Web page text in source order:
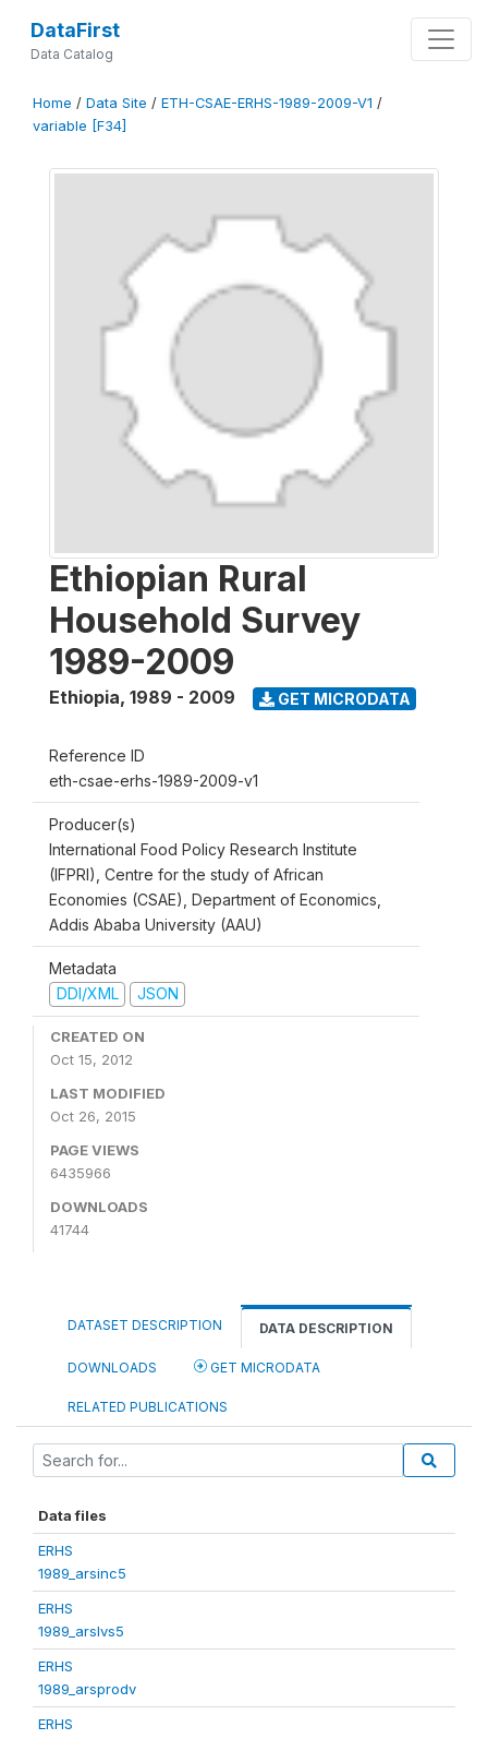
DataFirst
Data Catalog
Home / Data Site / ETH-CSAE-ERHS-1989-2009-V1 /
variable [F34]
Ethiopian Rural
Household Survey
1989-2009
Ethiopia, 1989 - 2009 GET MICRODATA
Reference ID
eth-csae-erhs-1989-2009-v1
Producer(s)
International Food Policy Research Institute
(IFPRI), Centre for the study of African
Economies (CSAE), Department of Economics,
Addis Ababa University (AAU)
Metadata
DDI/XML
JSON
CREATED ON
Oct 15, 2012
LAST MODIFIED
Oct 26, 2015
PAGE VIEWS
6435966
DOWNLOADS
41744
DATASET DESCRIPTION DATA DESCRIPTION
DOWNLOADS GET MICRODATA
RELATED PUBLICATIONS
Data files
ERHS
1989_arsinc5
ERHS
1989_arslvs5
ERHS
1989_arsprodv
ERHS